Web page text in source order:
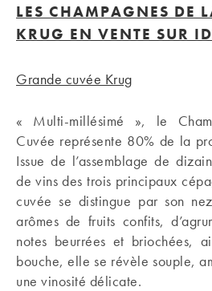
LES CHAMPAGNES DE
KRUG EN VENTE SUR
Grande cuvée Krug
« Multi-millésimé », le
Cuvée représente 80% de la
Issue de l’assemblage de
de vins des trois principaux
cuvée se distingue par son
arômes de fruits confits,
notes beurrées et briochées,
bouche, elle se révèle souple,
une vinosité délicate.